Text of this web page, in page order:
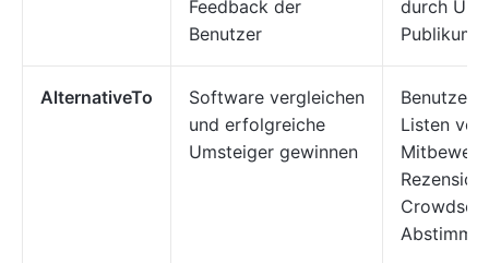
Feedback der
Benutzer
durch
Publikum
AlternativeTo
Software vergleichen
und erfolgreiche
Umsteiger gewinnen
Listen von